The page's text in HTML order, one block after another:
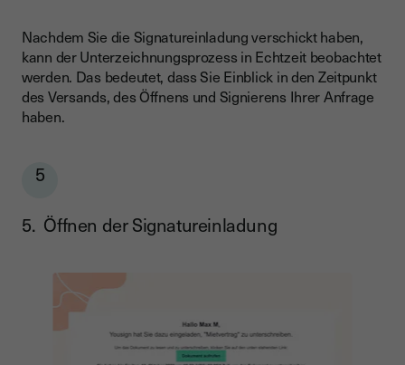
Nachdem Sie die Signatureinladung verschickt haben,
kann der Unterzeichnungsprozess in Echtzeit beobachtet
werden. Das bedeutet, dass Sie Einblick in den Zeitpunkt
des Versands, des Öffnens und Signierens Ihrer Anfrage
haben.
5
5. Öffnen der Signatureinladung